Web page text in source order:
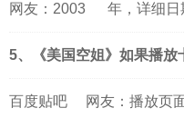
网友： 2003 年，详细
5、《美国空姐》如果播放
百度贴吧
网友：播放页